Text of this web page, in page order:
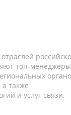
топ-
также
и услуг связи.